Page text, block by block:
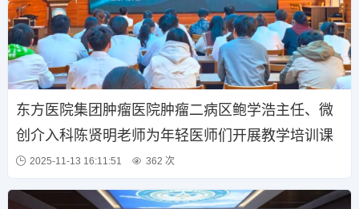
东方医院集团肿瘤医院肿瘤二病区鲍学浩主任、微
创介入科陈贤明老师为年轻医师们开展教学培训课
2025-11-13 16:11:51 362 次